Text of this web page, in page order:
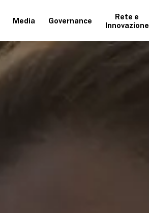
Media Governance
Rete e
Innovazione